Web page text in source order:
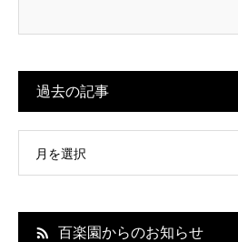
過去の記事
月を選択
百楽園からのお知らせ